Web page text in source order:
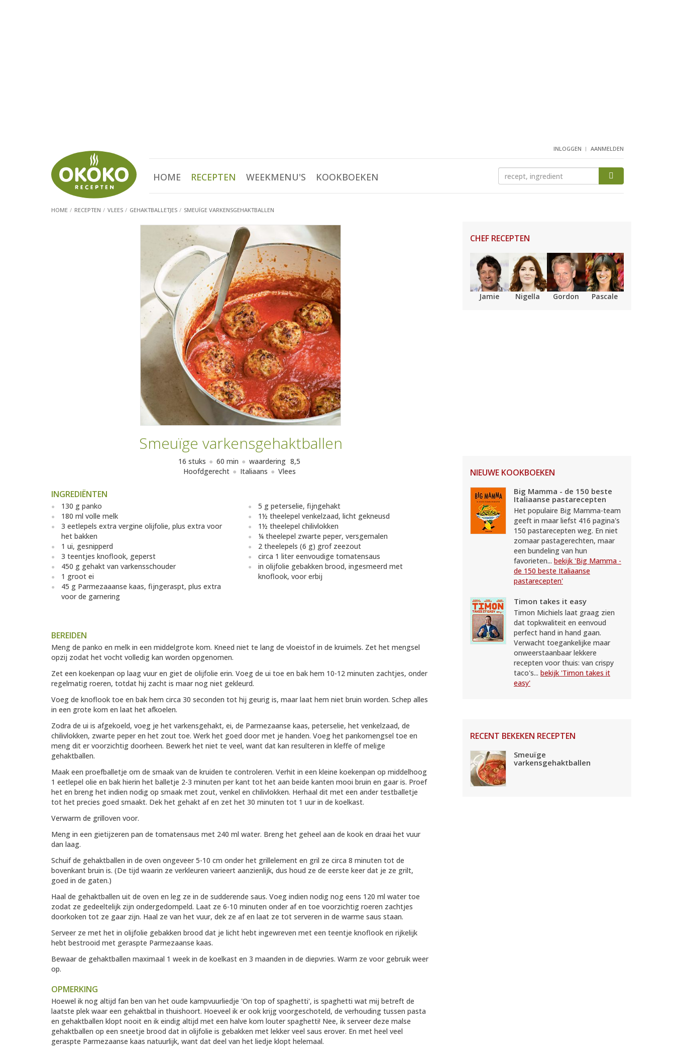
INLOGGEN AANMELDEN
HOME RECEPTEN WEEKMENU'S KOOKBOEKEN
HOME RECEPTEN VLEES GEHAKTBALLETJES SMEUÏGE VARKENSGEHAKTBALLEN
Smeuïge varkensgehaktballen
16 stuks 60 min waardering 8,5
Hoofdgerecht
Italiaans Vlees
INGREDIËNTEN
130 g panko
180 ml volle melk
3 eetlepels extra vergine olijfolie, plus extra voor
het bakken
1 ui, gesnipperd
3 teentjes knoflook, geperst
450 g gehakt van varkensschouder
1 groot ei
45 g Parmezaaanse kaas, fijngeraspt, plus extra
voor de garnering
5 g peterselie, fijngehakt
1½ theelepel venkelzaad, licht gekneusd
1½ theelepel chilivlokken
¼ theelepel zwarte peper, versgemalen
2 theelepels (6 g) grof zeezout
circa 1 liter eenvoudige tomatensaus
in olijfolie gebakken brood, ingesmeerd met
knoflook, voor erbij
BEREIDEN
Meng de panko en melk in een middelgrote kom. Kneed niet te lang de vloeistof in de kruimels. Zet het mengsel
opzij zodat het vocht volledig kan worden opgenomen.
Zet een koekenpan op laag vuur en giet de olijfolie erin. Voeg de ui toe en bak hem 10-12 minuten zachtjes, onder
regelmatig roeren, totdat hij zacht is maar nog niet gekleurd.
Voeg de knoflook toe en bak hem circa 30 seconden tot hij geurig is, maar laat hem niet bruin worden. Schep alles
in een grote kom en laat het afkoelen.
Zodra de ui is afgekoeld, voeg je het varkensgehakt, ei, de Parmezaanse kaas, peterselie, het venkelzaad, de
chilivlokken, zwarte peper en het zout toe. Werk het goed door met je handen. Voeg het pankomengsel toe en
meng dit er voorzichtig doorheen. Bewerk het niet te veel, want dat kan resulteren in kleffe of melige
gehaktballen.
Maak een proefballetje om de smaak van de kruiden te controleren. Verhit in een kleine koekenpan op middelhoog
1 eetlepel olie en bak hierin het balletje 2-3 minuten per kant tot het aan beide kanten mooi bruin en gaar is. Proef
het en breng het indien nodig op smaak met zout, venkel en chilivlokken. Herhaal dit met een ander testballetje
tot het precies goed smaakt. Dek het gehakt af en zet het 30 minuten tot 1 uur in de koelkast.
Verwarm de grilloven voor.
Meng in een gietijzeren pan de tomatensaus met 240 ml water. Breng het geheel aan de kook en draai het vuur
dan laag.
Schuif de gehaktballen in de oven ongeveer 5-10 cm onder het grillelement en gril ze circa 8 minuten tot de
bovenkant bruin is. (De tijd waarin ze verkleuren varieert aanzienlijk, dus houd ze de eerste keer dat je ze grilt,
goed in de gaten.)
Haal de gehaktballen uit de oven en leg ze in de sudderende saus. Voeg indien nodig nog eens 120 ml water toe
zodat ze gedeeltelijk zijn ondergedompeld. Laat ze 6-10 minuten onder af en toe voorzichtig roeren zachtjes
doorkoken tot ze gaar zijn. Haal ze van het vuur, dek ze af en laat ze tot serveren in de warme saus staan.
Serveer ze met het in olijfolie gebakken brood dat je licht hebt ingewreven met een teentje knoflook en rijkelijk
hebt bestrooid met geraspte Parmezaanse kaas.
Bewaar de gehaktballen maximaal 1 week in de koelkast en 3 maanden in de diepvries. Warm ze voor gebruik weer
op.
OPMERKING
Hoewel ik nog altijd fan ben van het oude kampvuurliedje 'On top of spaghetti', is spaghetti wat mij betreft de
laatste plek waar een gehaktbal in thuishoort. Hoeveel ik er ook krijg voorgeschoteld, de verhouding tussen pasta
en gehaktballen klopt nooit en ik eindig altijd met een halve kom louter spaghetti! Nee, ik serveer deze malse
gehaktballen op een sneetje brood dat in olijfolie is gebakken met lekker veel saus erover. En met heel veel
geraspte Parmezaanse kaas natuurlijk, want dat deel van het liedje klopt helemaal.
CHEF RECEPTEN
Jamie Nigella Gordon Pascale
NIEUWE KOOKBOEKEN
Big Mamma - de 150 beste
Italiaanse pastarecepten
Het populaire Big Mamma-team
geeft in maar liefst 416 pagina's
150 pastarecepten weg. En niet
zomaar pastagerechten, maar
een bundeling van hun
favorieten... bekijk 'Big Mamma -
de 150 beste Italiaanse
pastarecepten'
Timon takes it easy
Timon Michiels laat graag zien
dat topkwaliteit en eenvoud
perfect hand in hand gaan.
Verwacht toegankelijke maar
onweerstaanbaar lekkere
recepten voor thuis: van crispy
taco's... bekijk 'Timon takes it
easy'
RECENT BEKEKEN RECEPTEN
Smeuïge
varkensgehaktballen